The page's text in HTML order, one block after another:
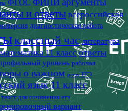
ФГОС
и ответы всероссийская
диагностическая работа
классный час литература
математика 11 класс ответы
уровень рабочая
о важном решу ЕГЭ
язык 11 класс
текст для сочинения егэ
вариант